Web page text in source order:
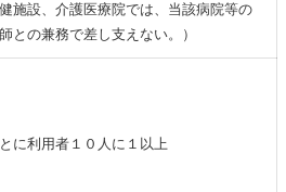
施設、介護医療院では、当該病院等の
との兼務で差し支えない。）
に利用者１０人に１以上